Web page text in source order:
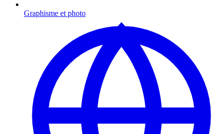
Graphisme et photo